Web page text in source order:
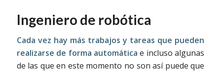
Ingeniero de robótica
Cada vez hay más trabajos y tareas que pueden
realizarse de forma automática e incluso algunas
de las que en este momento no son así puede que